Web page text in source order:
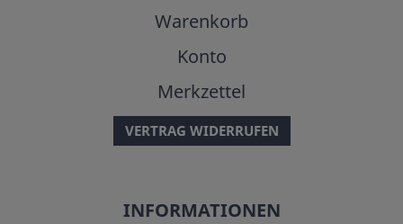
Warenkorb
Konto
Merkzettel
VERTRAG WIDERRUFEN
INFORMATIONEN